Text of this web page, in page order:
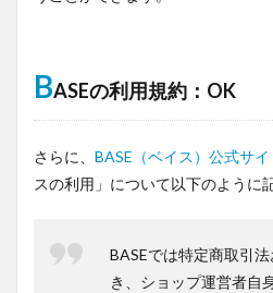
BASEの利用規約：OK
さらに、 BASE（ベイス）公式サイ
スの利用」について以下のように
BASEでは特定商取引
き、ショップ運営者自